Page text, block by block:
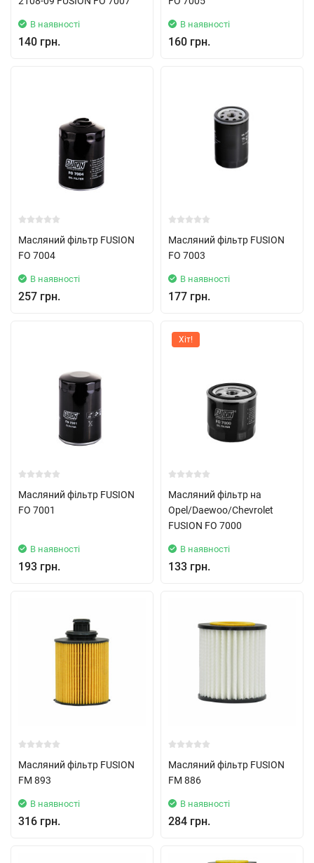
В наявності
140 грн.
В наявності
160 грн.
Масляний фільтр FUSION
FO 7004
В наявності
257 грн.
Масляний фільтр FUSION
FO 7003
В наявності
177 грн.
Масляний фільтр FUSION
FO 7001
В наявності
193 грн.
Хіт!
Масляний фільтр на
Opel/Daewoo/Chevrolet
FUSION FO 7000
В наявності
133 грн.
Масляний фільтр FUSION
FM 893
В наявності
316 грн.
Масляний фільтр FUSION
FM 886
В наявності
284 грн.